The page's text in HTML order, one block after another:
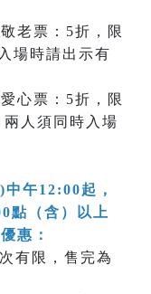
老票：5折，限
場時請出示有
心票：5折，限
人須同時入場
午12:00起，
點（含）以上
惠：
有限，售完為